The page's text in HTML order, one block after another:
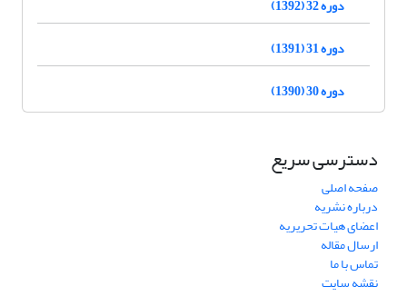
دوره 32 (1392)
دوره 31 (1391)
دوره 30 (1390)
دسترسی سریع
صفحه اصلی
درباره نشریه
اعضای هیات تحریریه
ارسال مقاله
تماس با ما
نقشه سایت